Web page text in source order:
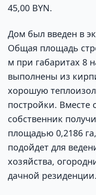
45,00 BYN.
Дом был введен в
Общая площадь
м при габаритах 8
выполнены из
хорошую
постройки. Вместе
собственник
площадью 0,2186
подойдет для
хозяйства,
дачной резиденции.